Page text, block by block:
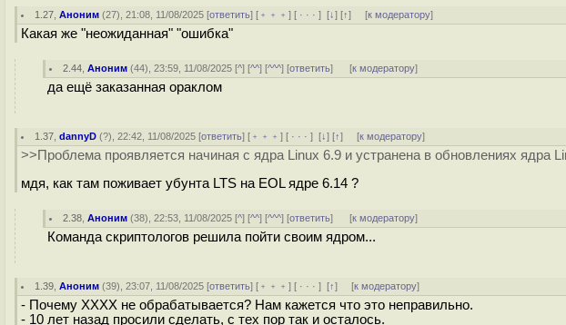
1.27 ,Аноним (27), 21:08, 11/08/2025 [ответить] [ ﹢﹢﹢] [ · · ·][↓] [↑] [к модератору]
Какая же "неожиданная" "ошибка"
2.44 ,Аноним (44), 23:59, 11/08/2025 [^] [^^] [^^^] [ответить] [к модератору]
да ещё заказанная ораклом
1.37 ,dannyD (?), 22:42, 11/08/2025 [ответить] [ ﹢﹢﹢] [ · · ·][↓] [↑] [к модератору]
>>Проблема проявляется начиная с ядра Linux 6.9 и устранена в обновлениях ядра
мдя, как там поживает убунта LTS на EOL ядре 6.14 ?
2.38 ,Аноним (38), 22:53, 11/08/2025 [^] [^^] [^^^] [ответить] [к модератору]
Команда скриптологов решила пойти своим ядром...
1.39 ,Аноним (39), 23:07, 11/08/2025 [ответить] [ ﹢﹢﹢] [ · · ·][↑] [к модератору]
- Почему XXXX не обрабатывается? Нам кажется что это неправильно.
- 10 лет назад просили сделать, с тех пор так и осталось.